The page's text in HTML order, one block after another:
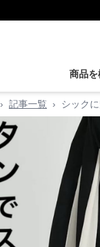
商品を
› 記事一覧 › シック